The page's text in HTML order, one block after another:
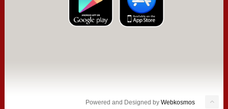
Powered and Designed byWebkosmos